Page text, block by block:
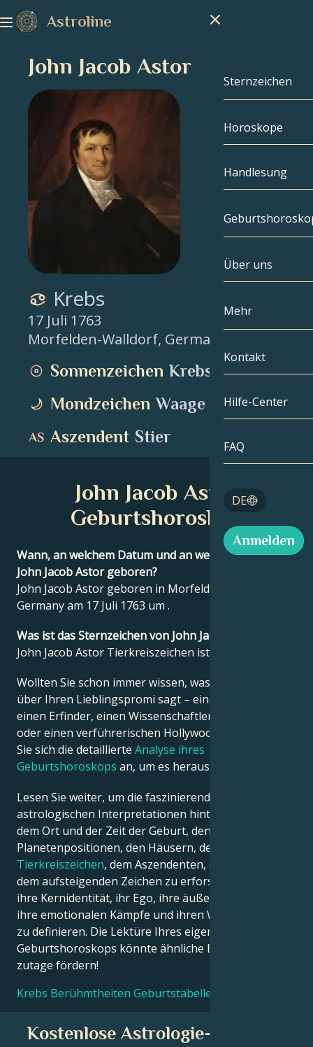
Astroline
Sternzeichen
Sternzeichen
Steinbock
Fische
Widder
Stier
Krebs
Löwe
Jungfrau
Schütze
Horoskope
Handlesung
Über uns
Mehr
Kompatibilität
Tarot
Engelszahlen
Kontakt
Hilfe-Center
FAQ
DE
English
Anmelden
John Jacob Astor
Krebs
17 Juli 1763
Morfelden-Walldorf, Germany
Sonnenzeichen Krebs
Mondzeichen Waage
Aszendent Stier
John Jacob Astor
Geburtshoroskop
Wann, an welchem Datum und an welchem Ort wurde
John Jacob Astor geboren?
John Jacob Astor geboren in Morfelden-Walldorf,
Germany am 17 Juli 1763 um .
Was ist das Sternzeichen von John Jacob Astor?
John Jacob Astor Tierkreiszeichen ist Krebs.
Wollten Sie schon immer wissen, was die Astrologie
über Ihren Lieblingspromi sagt – einen Politiker,
einen Erfinder, einen Wissenschaftler, einen Musiker
oder einen verführerischen Hollywood-Star? Sehen
Sie sich die detaillierte Analyse ihres
Geburtshoroskops an, um es herauszufinden!
Lesen Sie weiter, um die faszinierenden
astrologischen Interpretationen hinter dem Datum,
dem Ort und der Zeit der Geburt, den
Planetenpositionen, den Häusern, dem
Tierkreiszeichen, dem Aszendenten, dem Mond und
dem aufsteigenden Zeichen zu erforschen – und so
ihre Kernidentität, ihr Ego, ihre äußere Erscheinung,
ihre emotionalen Kämpfe und ihren Weg zum Erfolg
zu definieren. Die Lektüre Ihres eigenen
Geburtshoroskops könnte ähnliche Erkenntnisse
zutage fördern!
Krebs Berühmtheiten Geburtstabellen
Kostenlose Astrologie-Beratung